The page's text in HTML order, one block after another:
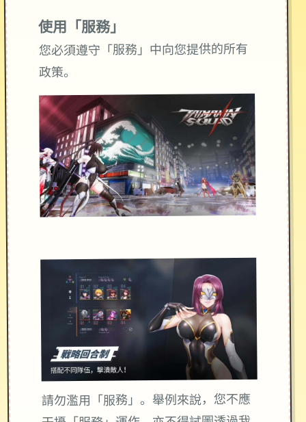
使用「服務」
您必須遵守「服務」中向您提供的所有
政策。
請勿濫用「服務」。舉例來說，您不應